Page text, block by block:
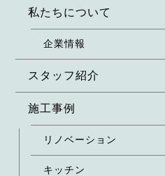
私たちについて
企業情報
スタッフ紹介
施工事例
リノベーション
キッチン